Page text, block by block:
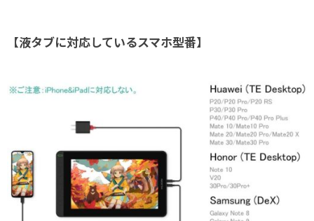
【液タブに対応しているスマホ型番】